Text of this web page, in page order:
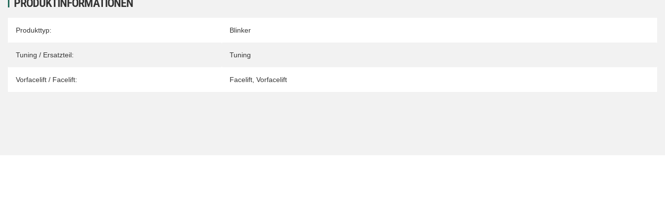
PRODUKTINFORMATIONEN
Produkteigenschaft
Wert
Produkttyp: Blinker
Tuning / Ersatzteil: Tuning
Vorfacelift / Facelift: Facelift Vorfacelift